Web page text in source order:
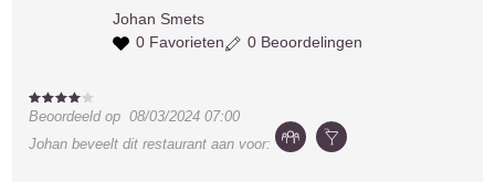
Johan Smets
0 Favorieten
0 Beoordelingen
Beoordeeld op08/03/2024 07:00
Johan beveelt dit restaurant aan voor: